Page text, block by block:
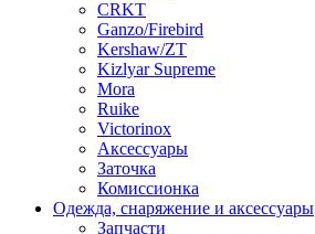
CRKT
Ganzo/Firebird
Kershaw/ZT
Kizlyar Supreme
Mora
Ruike
Victorinox
Аксессуары
Заточка
Комиссионка
Одежда, снаряжение и аксессуары
Запчасти